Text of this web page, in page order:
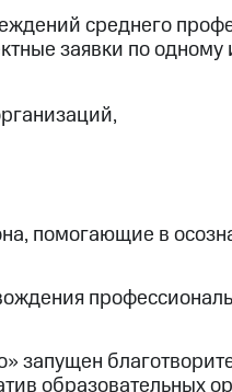
среднего
заявки по одному
помогающие в
запущен
образовательных